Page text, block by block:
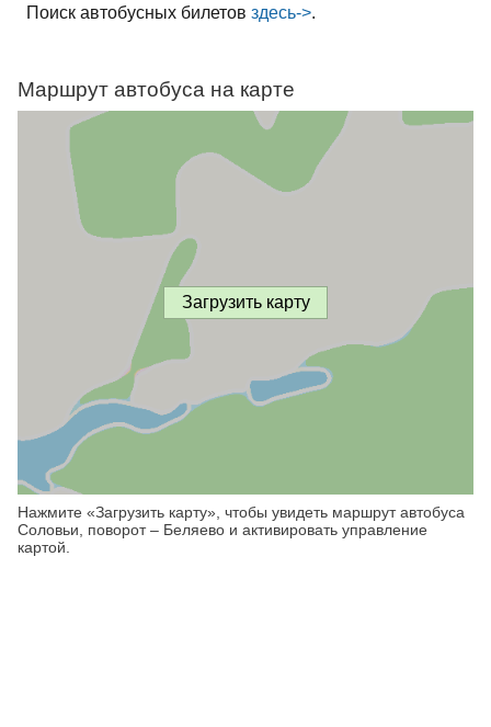
Поиск автобусных билетов здесь->.
Маршрут автобуса на карте
Загрузить карту
Нажмите «Загрузить карту», чтобы увидеть маршрут автобуса
Соловьи, поворот – Беляево и активировать управление
картой.